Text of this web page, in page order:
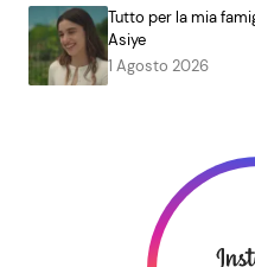
Tutto per la mia
Asiye
1 Agosto 2026